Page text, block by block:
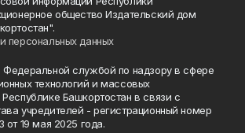
общество Издательский дом
персональных данных
Федеральной службой по надзору в сфере
технологий и массовых
Башкортостан в связи с
учредителей - регистрационный номер
19 мая 2025 года.